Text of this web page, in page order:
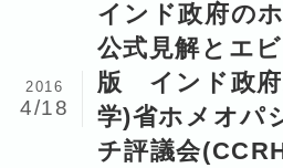
インド政府の
公式見解とエ
版 インド政府
学)省ホメオパ
チ評議会
2016
4/18